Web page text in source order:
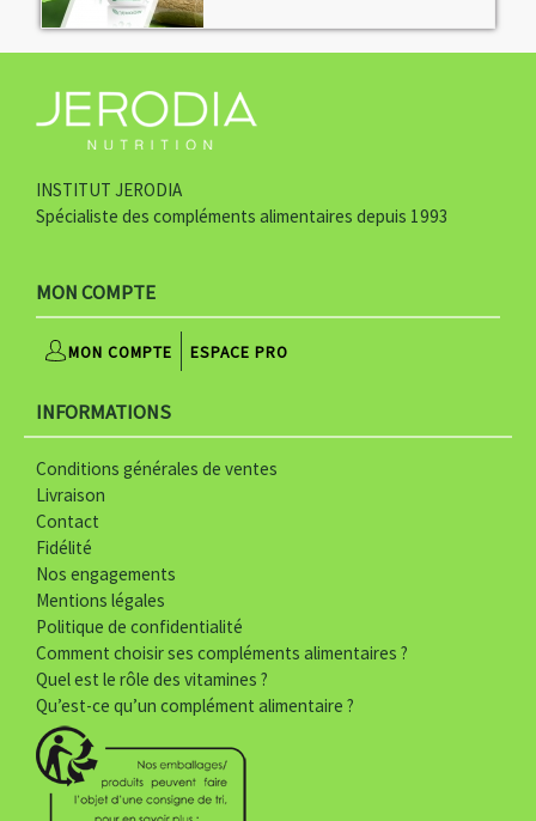
l
g
-
r
o
d
i
a
-
b
l
a
INSTITUT JERODIA
Spécialiste des compléments alimentaires depuis 1993
MON COMPTE
MON COMPTE ESPACE PRO
INFORMATIONS
Conditions générales de ventes
Livraison
Contact
Fidélité
Nos engagements
Mentions légales
Politique de confidentialité
Comment choisir ses compléments alimentaires ?
Quel est le rôle des vitamines ?
Qu’est-ce qu’un complément alimentaire ?